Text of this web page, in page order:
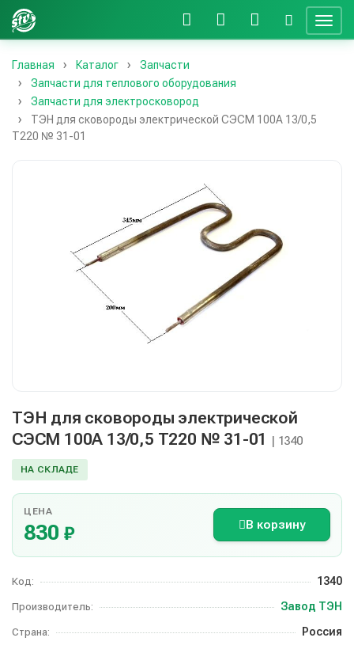
Главная Каталог
Запчасти
Запчасти для теплового оборудования
Запчасти для электросковород
ТЭН для сковороды электрической СЭСМ 100А 13/0,5
Т220 № 31-01
ТЭН для сковороды электрической
СЭСМ 100А 13/0,5 Т220 № 31-01
| 1340
НА СКЛАДЕ
ЦЕНА
830 ₽ В корзину
Код: 1340
Производитель: Завод ТЭН
Страна: Россия